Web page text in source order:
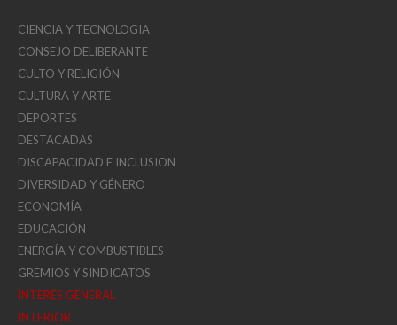
CIENCIA Y TECNOLOGIA
CONSEJO DELIBERANTE
CULTO Y RELIGIÓN
CULTURA Y ARTE
DEPORTES
DESTACADAS
DISCAPACIDAD E INCLUSION
DIVERSIDAD Y GÉNERO
ECONOMÍA
EDUCACIÓN
ENERGÍA Y COMBUSTIBLES
GREMIOS Y SINDICATOS
INTERÉS GENERAL
INTERIOR